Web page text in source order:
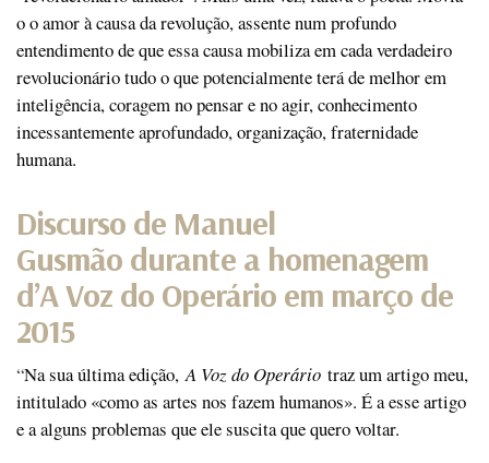
o o amor à causa da revolução, assente num profundo
entendimento de que essa causa mobiliza em cada verdadeiro
revolucionário tudo o que potencialmente terá de melhor em
inteligência, coragem no pensar e no agir, conhecimento
incessantemente aprofundado, organização, fraternidade
humana.
Discurso de Manuel
Gusmão durante a homenagem
d’A Voz do Operário em março de
2015
“Na sua última edição,A Voz do Operário traz um artigo meu,
intitulado «como as artes nos fazem humanos». É a esse artigo
e a alguns problemas que ele suscita que quero voltar.